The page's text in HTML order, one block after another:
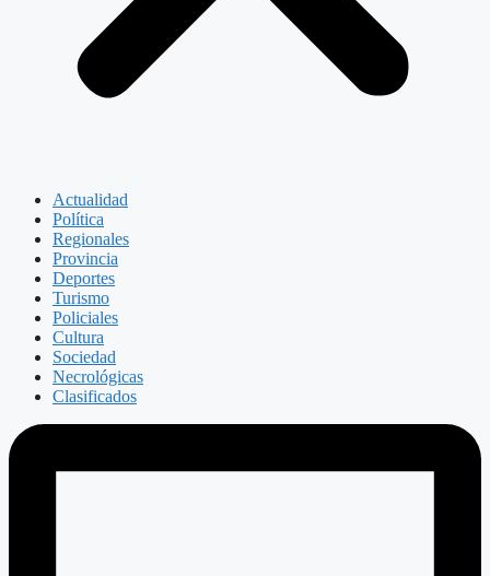
Actualidad
Política
Regionales
Provincia
Deportes
Turismo
Policiales
Cultura
Sociedad
Necrológicas
Clasificados